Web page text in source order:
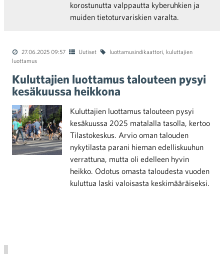
korostunutta valppautta kyberuhkien ja
muiden tietoturvariskien varalta.
27.06.2025 09:57 Uutiset luottamusindikaattori, kuluttajien
luottamus
Kuluttajien luottamus talouteen pysyi
kesäkuussa heikkona
Kuluttajien luottamus talouteen pysyi
kesäkuussa 2025 matalalla tasolla, kertoo
Tilastokeskus. Arvio oman talouden
nykytilasta parani hieman edelliskuuhun
verrattuna, mutta oli edelleen hyvin
heikko. Odotus omasta taloudesta vuoden
kuluttua laski valoisasta keskimääräiseksi.